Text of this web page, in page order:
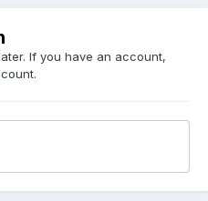
If you have an account,